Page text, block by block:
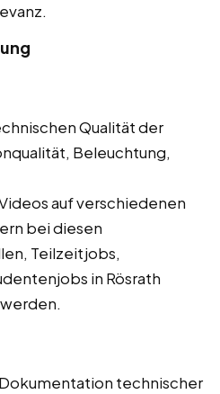
Qualität der
Beleuchtung,
auf verschiedenen
bei diesen
Teilzeitjobs,
in Rösrath
technischer